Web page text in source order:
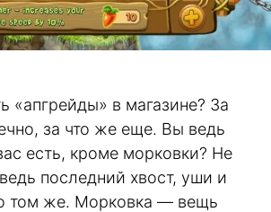
«апгрейды» в магазине? За
за что же еще. Вы ведь
есть, кроме морковки? Не
последний хвост, уши и
том же. Морковка — вещь